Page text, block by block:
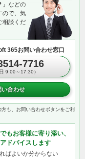
」などの
ので、気
相談くだ
365お問い合わせ窓口
7716
9:00～17:30）
い合わせ
も、お問い合わせボタンをご利
もお客様に寄り添い、
ドバイスします
ばよいか分からない